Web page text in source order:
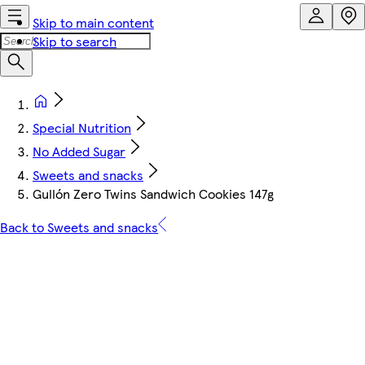
Skip to main content
Skip to search
Special Nutrition
No Added Sugar
Sweets and snacks
Gullón Zero Twins Sandwich Cookies 147g
Back to Sweets and snacks